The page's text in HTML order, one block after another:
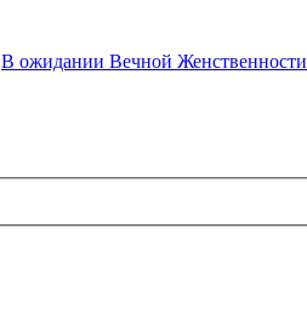
В ожидании Вечной Женственности